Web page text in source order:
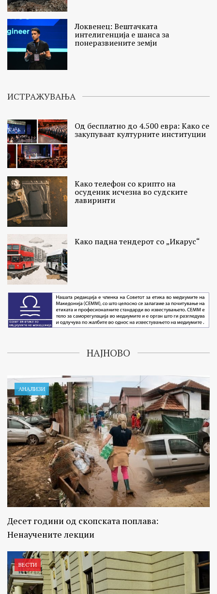
Локвенец: Вештачката
интелигенција е шанса за
понеразвиените земји
ИСТРАЖУВАЊА
Од бесплатно до 4.500 евра: Како се
закупуваат културните институции
Како телефон со крипто на
осуденик исчезна во судските
лавиринти
Како падна тендерот со „Икарус“
НАЈНОВО
АНАЛИЗИ
Десет години од скопската поплава:
Ненаучените лекции
ВЕСТИ